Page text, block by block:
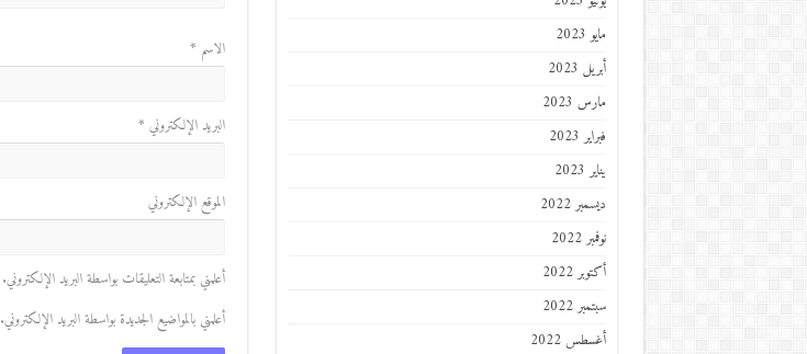
الاسم *
البريد الإلكتروني *
الموقع الإلكتروني
أعلمني بمتابعة التعليقات بواسطة البريد الإلكتروني.
أعلمني بالمواضيع الجديدة بواسطة البريد الإلكتروني.
مايو 2023
أبريل 2023
مارس 2023
فبراير 2023
يناير 2023
ديسمبر 2022
نوفمبر 2022
أكتوبر 2022
سبتمبر 2022
أغسطس 2022